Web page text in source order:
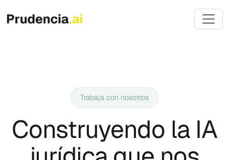
Trabaja con nosotros
Construyendo la IA